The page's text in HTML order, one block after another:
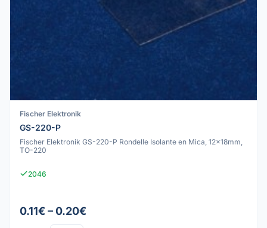
Fischer Elektronik
GS-220-P
Fischer Elektronik GS-220-P Rondelle Isolante en Mica, 12x18mm,
TO-220
2046
0.11€ – 0.20€